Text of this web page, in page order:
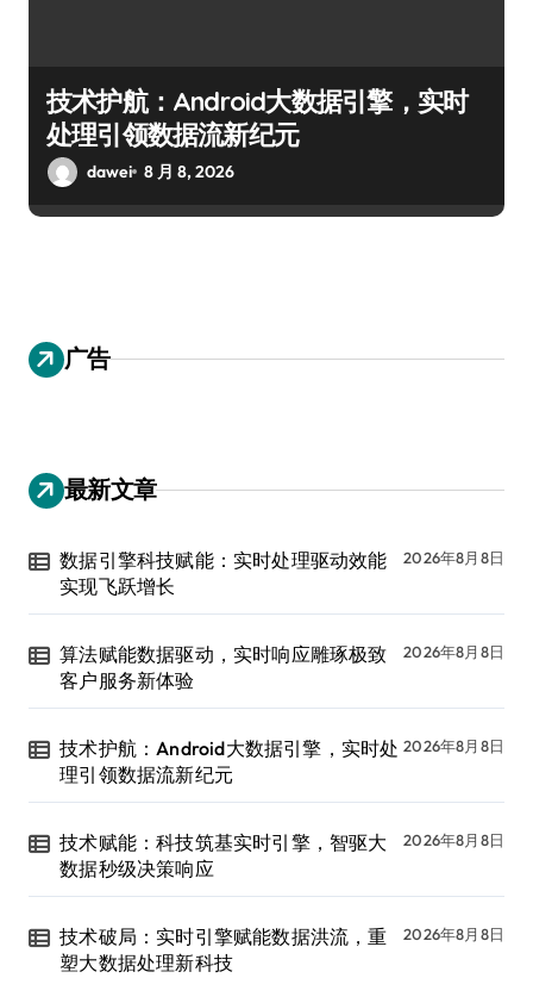
技术护航：Android大数据引擎，实时
处理引领数据流新纪元
dawei 8 月 8, 2026
广告
最新文章
数据引擎科技赋能：实时处理驱动效能
实现飞跃增长
2026年8月8日
算法赋能数据驱动，实时响应雕琢极致
客户服务新体验
2026年8月8日
技术护航：Android大数据引擎，实时处
理引领数据流新纪元
2026年8月8日
技术赋能：科技筑基实时引擎，智驱大
数据秒级决策响应
2026年8月8日
技术破局：实时引擎赋能数据洪流，重
塑大数据处理新科技
2026年8月8日